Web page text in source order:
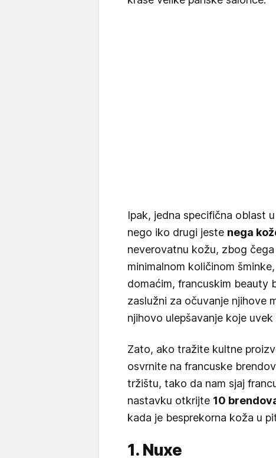
Ipak, jedna specifična oblast
nego iko drugi jeste nega
neverovatnu kožu, zbog
minimalnom količinom
domaćim, francuskim beauty
zaslužni za očuvanje njihove
njihovo ulepšavanje koje
Zato, ako tražite kultne
osvrnite na francuske
tržištu, tako da nam sjaj
nastavku otkrijte 10
kada je besprekorna koža u
1. Nuxe